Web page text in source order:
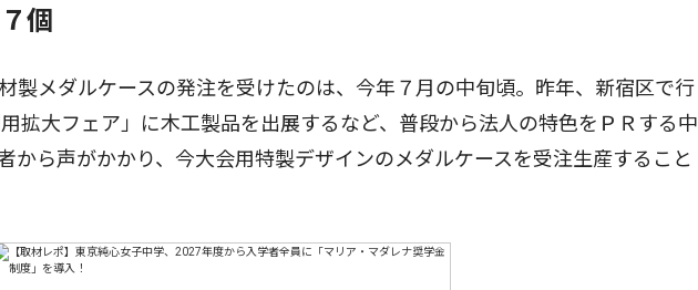
個
製メダルケースの発注を受けたのは、今年７月の中旬頃。昨年、新宿区で行
拡大フェア」に木工製品を出展するなど、普段から法人の特色をＰＲする中
から声がかかり、今大会用特製デザインのメダルケースを受注生産すること